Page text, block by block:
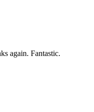
again. Fantastic.